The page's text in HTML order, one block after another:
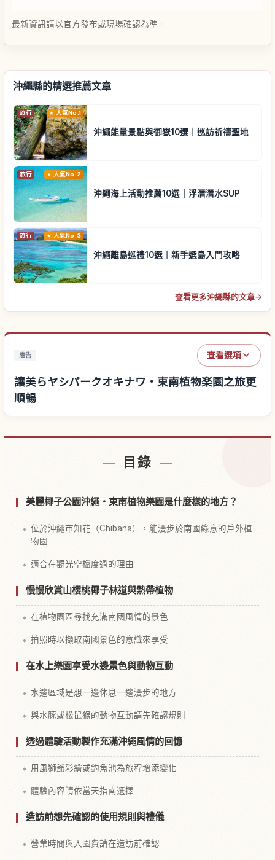
最新資訊請以官方發布或現場確認為準。
沖繩縣的精選推薦文章
旅行 人氣No.1
沖繩能量景點與御嶽10選｜巡訪祈禱聖地
旅行 人氣No.2
沖繩海上活動推薦10選｜浮潛潛水SUP
旅行 人氣No.3
沖繩離島巡禮10選｜新手選島入門攻略
查看更多沖繩縣的文章→
廣告 查看選項
讓美らヤシパークオキナワ・東南植物楽園之旅更
順暢
目錄
美麗椰子公園沖繩・東南植物樂園是什麼樣的地方？
位於沖繩市知花（Chibana），能漫步於南國綠意的戶外植
物園
適合在觀光空檔度過的理由
慢慢欣賞山櫻桃椰子林道與熱帶植物
在植物園區尋找充滿南國風情的景色
拍照時以擷取南國景色的意識來享受
在水上樂園享受水邊景色與動物互動
水邊區域是想一邊休息一邊漫步的地方
與水豚或松鼠猴的動物互動請先確認規則
透過體驗活動製作充滿沖繩風情的回憶
用風獅爺彩繪或釣魚池為旅程增添變化
體驗內容請依當天指南選擇
造訪前想先確認的使用規則與禮儀
營業時間與入園費請在造訪前確認